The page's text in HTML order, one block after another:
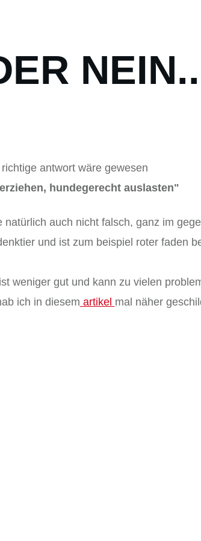
antwort wäre gewesen
hundegerecht auslasten"
natürlich auch nicht falsch, ganz im
und ist zum beispiel roter faden
weniger gut und kann zu vielen
ich in diesem artikel mal näher